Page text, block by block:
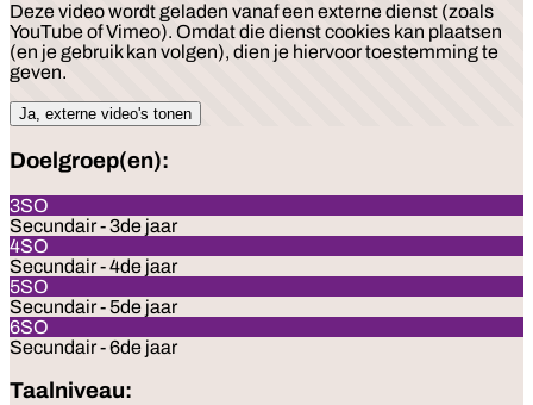
Deze video wordt geladen vanaf een externe dienst (zoals
YouTube of Vimeo). Omdat die dienst cookies kan plaatsen
(en je gebruik kan volgen), dien je hiervoor toestemming te
geven.
Ja, externe video's tonen
Doelgroep(en):
3SO
Secundair - 3de jaar
4SO
Secundair - 4de jaar
5SO
Secundair - 5de jaar
6SO
Secundair - 6de jaar
Taalniveau: